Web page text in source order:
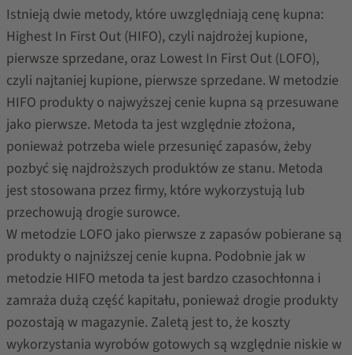
Istnieją dwie metody, które uwzględniają cenę kupna:
Highest In First Out (HIFO), czyli najdrożej kupione,
pierwsze sprzedane, oraz Lowest In First Out (LOFO),
czyli najtaniej kupione, pierwsze sprzedane. W metodzie
HIFO produkty o najwyższej cenie kupna są przesuwane
jako pierwsze. Metoda ta jest względnie złożona,
ponieważ potrzeba wiele przesunięć zapasów, żeby
pozbyć się najdroższych produktów ze stanu. Metoda
jest stosowana przez firmy, które wykorzystują lub
przechowują drogie surowce.
W metodzie LOFO jako pierwsze z zapasów pobierane są
produkty o najniższej cenie kupna. Podobnie jak w
metodzie HIFO metoda ta jest bardzo czasochłonna i
zamraża dużą część kapitału, ponieważ drogie produkty
pozostają w magazynie. Zaletą jest to, że koszty
wykorzystania wyrobów gotowych są względnie niskie w